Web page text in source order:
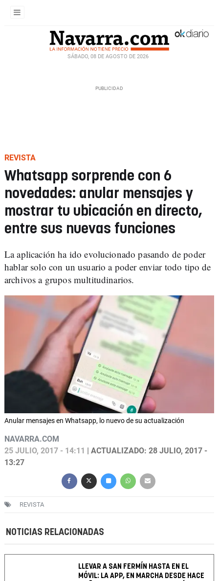
SÁBADO, 08 DE AGOSTO DE 2026
REVISTA
Whatsapp sorprende con 6
novedades: anular mensajes y
mostrar tu ubicación en directo,
entre sus nuevas funciones
La aplicación ha ido evolucionado pasando de poder
hablar solo con un usuario a poder enviar todo tipo de
archivos a grupos multitudinarios.
Anular mensajes en Whatsapp, lo nuevo de su actualización
NAVARRA.COM
25 JULIO, 2017 - 14:11
| ACTUALIZADO: 28 JULIO, 2017 -
13:27
REVISTA
NOTICIAS RELACIONADAS
LLEVAR A SAN FERMÍN HASTA EN EL
MÓVIL: LA APP, EN MARCHA DESDE HACE